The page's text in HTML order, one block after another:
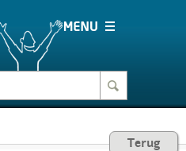
Terug